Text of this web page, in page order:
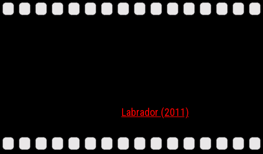
Labrador (2011)